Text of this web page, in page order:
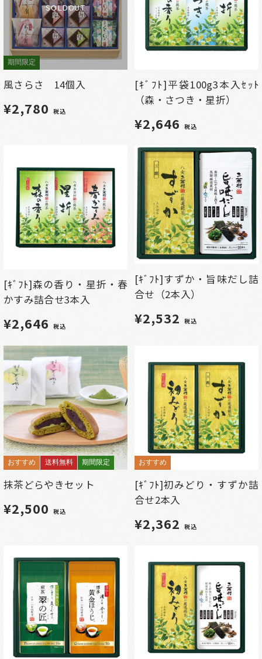
SOLDOUT
期間限定
風さらさ 14個入
¥2,780 税込
[ｷﾞﾌﾄ]平袋100g3本入ｾｯﾄ
（森・さつき・星折）
¥2,646 税込
[ｷﾞﾌﾄ]森の香り・星折・春
かすみ詰合せ3本入
¥2,646 税込
[ｷﾞﾌﾄ]すずか・旨味だし詰
合せ（2本入）
¥2,532 税込
おすすめ 送料無料 期間限定
抹茶どらやきセット
¥2,500 税込
おすすめ
[ｷﾞﾌﾄ]初みどり・すずか詰
合せ2本入
¥2,362 税込